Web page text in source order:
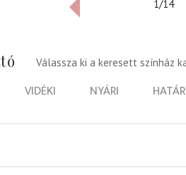
1/14
Válassza ki a keresett színház
VIDÉKI NYÁRI